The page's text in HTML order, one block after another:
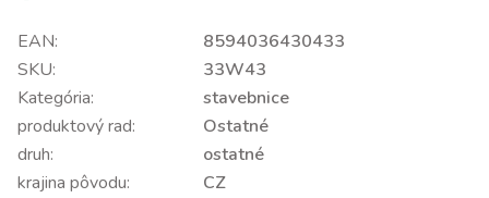
EAN:
8594036430433
SKU:
33W43
Kategória:
stavebnice
produktový rad:
Ostatné
druh:
ostatné
krajina pôvodu:
CZ